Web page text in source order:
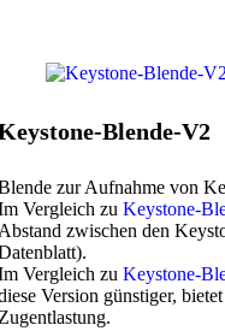
Blende-V2
zur Aufnahme von
Vergleich zu Keystone-
zwischen den
Vergleich zu Keystone-
Version günstiger,